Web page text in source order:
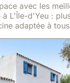
avec les
L'Île-d'Yeu :
adaptée à